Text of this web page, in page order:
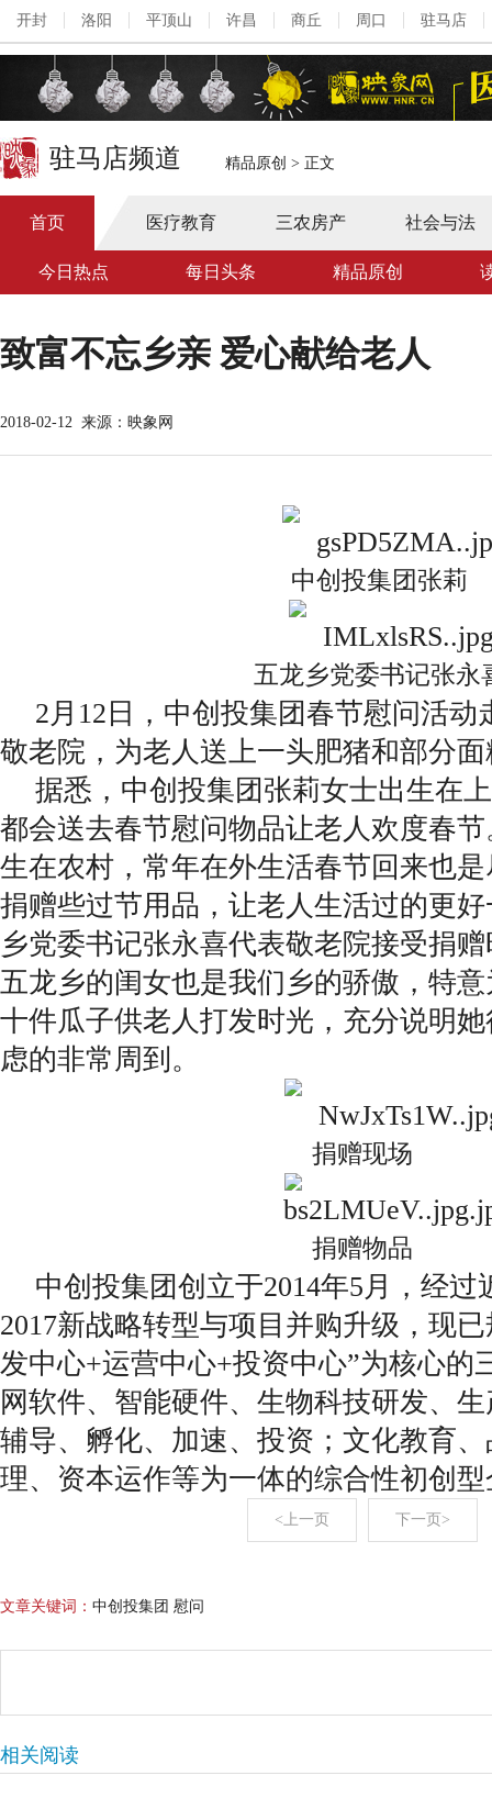
开封 洛阳 平顶山 许昌 商丘 周口 驻马店
驻马店频道 精品原创 > 正文
首页 医疗教育 三农房产 社会与法
今日热点 每日头条 精品原创
致富不忘乡亲 爱心献给老人
2018-02-12 来源：映象网
中创投集团张莉
五龙乡党委书记张永
2月12日，中创投集团春节慰问活动
敬老院，为老人送上一头肥猪和部分
据悉，中创投集团张莉女士出生在
都会送去春节慰问物品让老人欢度春
生在农村，常年在外生活春节回来也
捐赠些过节用品，让老人生活过的更
乡党委书记张永喜代表敬老院接受捐
五龙乡的闺女也是我们乡的骄傲，特
十件瓜子供老人打发时光，充分说明
虑的非常周到。
捐赠现场
捐赠物品
中创投集团创立于2014年5月，经过
2017新战略转型与项目并购升级，现
发中心+运营中心+投资中心”为核心的
网软件、智能硬件、生物科技研发、
辅导、孵化、加速、投资；文化教育
理、资本运作等为一体的综合性初创
<上一页 下一页>
文章关键词： 中创投集团 慰问
相关阅读